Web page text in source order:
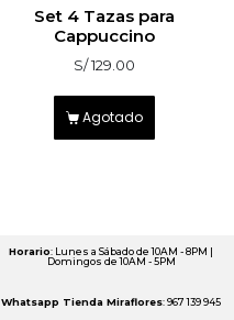
sobre 5
Set 4 Tazas para
Cappuccino
S/129.00
Agotado
Horario: Lunes a Sábado de 10AM - 8PM |
Domingos de 10AM - 5PM
Whatsapp Tienda Miraflores: 967 139 945